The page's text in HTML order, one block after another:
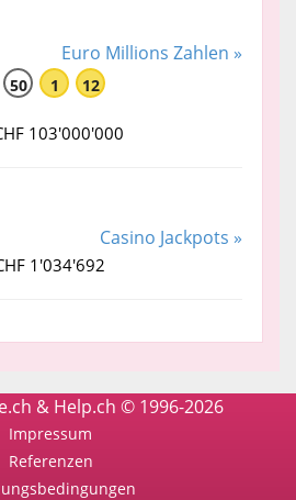
Euro Millions Zahlen »
50 1 12
103'000'000
Casino Jackpots »
1'034'692
& Help.ch © 1996-2026
Impressum
Referenzen